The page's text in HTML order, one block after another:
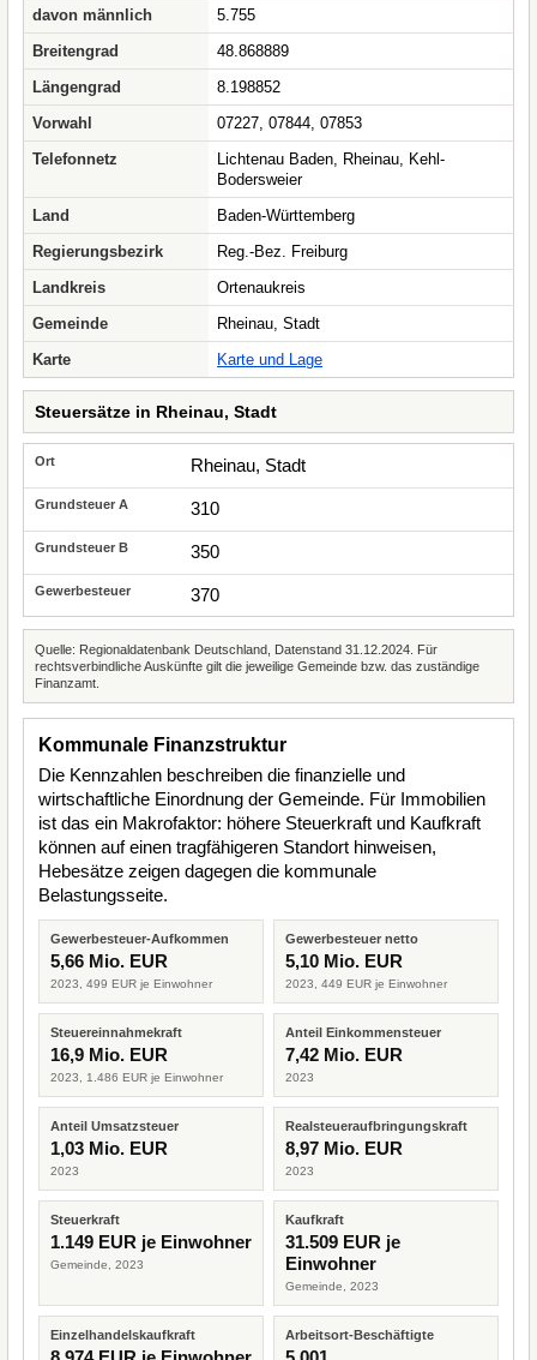
davon männlich
5.755
Breitengrad
48.868889
Längengrad
8.198852
Vorwahl
07227, 07844, 07853
Telefonnetz
Lichtenau Baden, Rheinau, Kehl-
Bodersweier
Land
Baden-Württemberg
Regierungsbezirk
Reg.-Bez. Freiburg
Landkreis
Ortenaukreis
Gemeinde
Rheinau, Stadt
Karte
Karte und Lage
Steuersätze in Rheinau, Stadt
Rheinau, Stadt
310
350
370
Quelle: Regionaldatenbank Deutschland, Datenstand 31.12.2024. Für
rechtsverbindliche Auskünfte gilt die jeweilige Gemeinde bzw. das zuständige
Finanzamt.
Kommunale Finanzstruktur
Die Kennzahlen beschreiben die finanzielle und
wirtschaftliche Einordnung der Gemeinde. Für Immobilien
ist das ein Makrofaktor: höhere Steuerkraft und Kaufkraft
können auf einen tragfähigeren Standort hinweisen,
Hebesätze zeigen dagegen die kommunale
Belastungsseite.
Gewerbesteuer-Aufkommen
5,66 Mio. EUR
2023, 499 EUR je Einwohner
Gewerbesteuer netto
5,10 Mio. EUR
2023, 449 EUR je Einwohner
Steuereinnahmekraft
16,9 Mio. EUR
2023, 1.486 EUR je Einwohner
Anteil Einkommensteuer
7,42 Mio. EUR
2023
Anteil Umsatzsteuer
1,03 Mio. EUR
2023
Realsteueraufbringungskraft
8,97 Mio. EUR
2023
Steuerkraft
1.149 EUR je Einwohner
Gemeinde, 2023
Kaufkraft
31.509 EUR je
Einwohner
Gemeinde, 2023
Einzelhandelskaufkraft Arbeitsort-Beschäftigte